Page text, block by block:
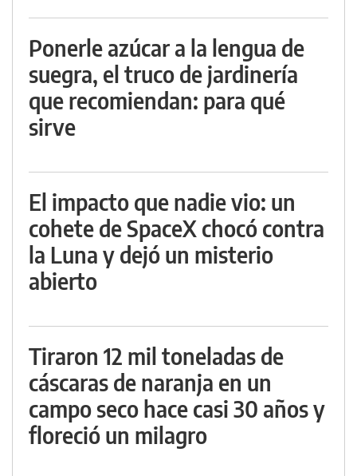
Ponerle azúcar a la lengua de
suegra, el truco de jardinería
que recomiendan: para qué
sirve
El impacto que nadie vio: un
cohete de SpaceX chocó contra
la Luna y dejó un misterio
abierto
Tiraron 12 mil toneladas de
cáscaras de naranja en un
campo seco hace casi 30 años y
floreció un milagro